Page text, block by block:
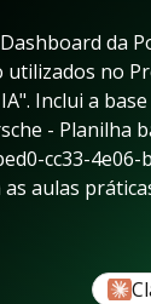
da
utilizados no
Inclui a
- Planilha
cc33-4e06-
aulas